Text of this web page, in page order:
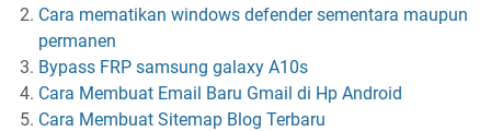
Cara mematikan windows defender sementara maupun
permanen
Bypass FRP samsung galaxy A10s
Cara Membuat Email Baru Gmail di Hp Android
Cara Membuat Sitemap Blog Terbaru